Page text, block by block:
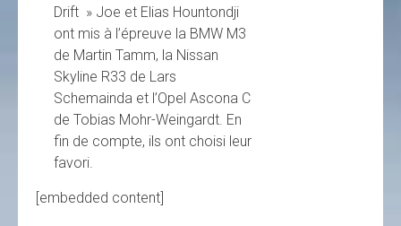
Drift » Joe et Elias Hountondji
ont mis à l’épreuve la BMW M3
de Martin Tamm, la Nissan
Skyline R33 de Lars
Schemainda et l’Opel Ascona C
de Tobias Mohr-Weingardt. En
fin de compte, ils ont choisi leur
favori.
[embedded content]